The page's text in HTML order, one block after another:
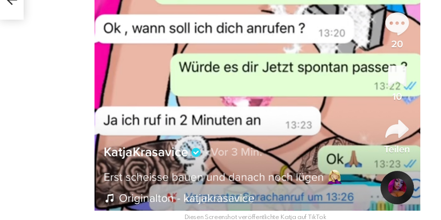
Diesen Screenshot veröffentlichte Katja auf TikTok